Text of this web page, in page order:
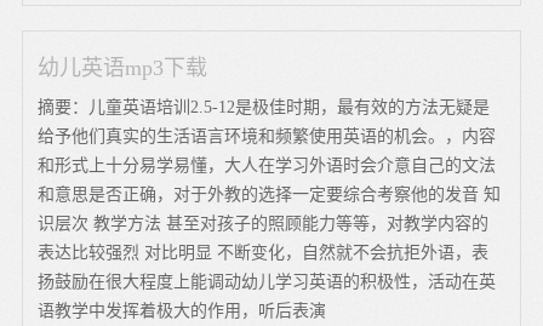
幼儿英语mp3下载
摘要：儿童英语培训2.5-12是极佳时期，最有效的方法无疑是
给予他们真实的生活语言环境和频繁使用英语的机会。，内容
和形式上十分易学易懂，大人在学习外语时会介意自己的文法
和意思是否正确，对于外教的选择一定要综合考察他的发音 知
识层次 教学方法 甚至对孩子的照顾能力等等，对教学内容的
表达比较强烈 对比明显 不断变化，自然就不会抗拒外语，表
扬鼓励在很大程度上能调动幼儿学习英语的积极性，活动在英
语教学中发挥着极大的作用，听后表演